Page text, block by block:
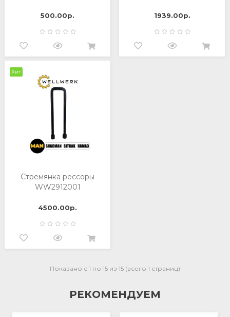
500.00р. 1939.00р.
Хит
Стремянка рессоры
WW2912001
4500.00р.
Показано с 1 по 15 из 15 (всего 1 страниц)
РЕКОМЕНДУЕМ